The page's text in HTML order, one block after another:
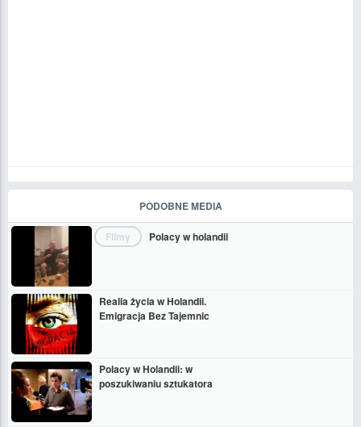
PODOBNE MEDIA
Filmy Polacy w holandii
Realia życia w Holandii.
Emigracja Bez Tajemnic
Polacy w Holandii: w
poszukiwaniu sztukatora